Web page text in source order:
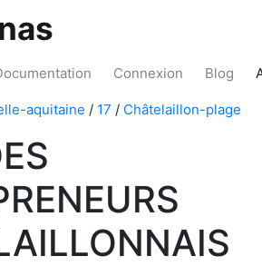
Connexion Blog
aquitaine / 17 / Châtelaillon-plage